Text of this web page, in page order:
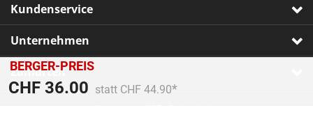
BERGER-PREIS
CHF 36.00 Preis reduziert von
statt CHF 44.90
An
Kundenservice
Unternehmen
Zahlarten